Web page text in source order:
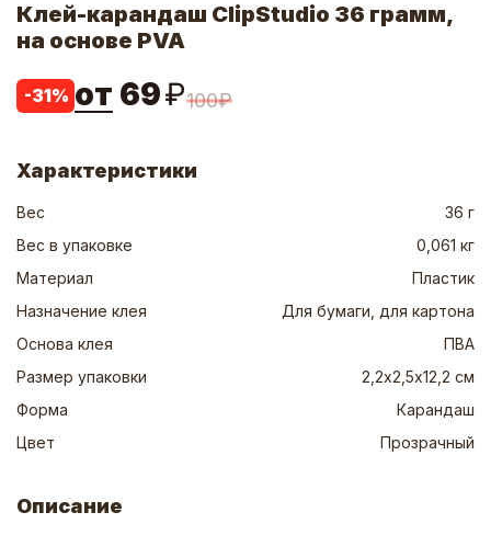
Клей-карандаш ClipStudio 36 грамм,
на основе PVA
-31% от 69₽100₽
Характеристики
Вес
36 г
Вес в упаковке
0,061 кг
Материал
Пластик
Назначение клея
Для бумаги, для картона
Основа клея
ПВА
Размер упаковки
2,2х2,5х12,2 см
Форма
Карандаш
Цвет
Прозрачный
Описание